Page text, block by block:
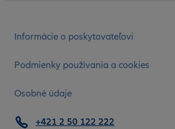
Informácie o poskytovateľovi
Podmienky používania a cookies
Osobné údaje
+421 2 50 122 222